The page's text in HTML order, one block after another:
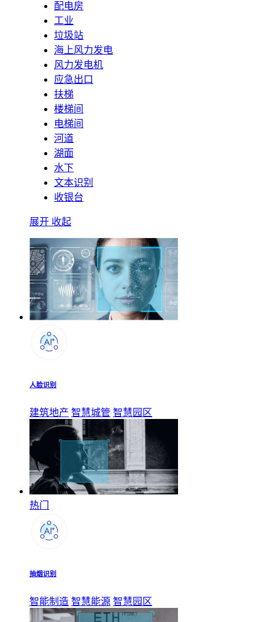
配电房
工业
垃圾站
海上风力发电
风力发电机
应急出口
扶梯
楼梯间
电梯间
河道
湖面
水下
文本识别
收银台
展开 收起
人脸识别
建筑地产 智慧城管 智慧园区
热门
抽烟识别
智能制造 智慧能源 智慧园区